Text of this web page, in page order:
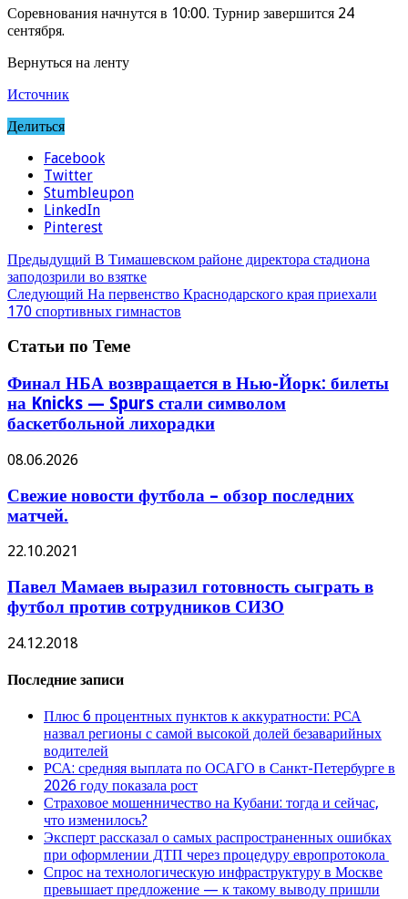
Соревнования начнутся в 10:00. Турнир завершится 24
сентября.
Вернуться на ленту
Источник
Делиться
Facebook
Twitter
Stumbleupon
LinkedIn
Pinterest
Предыдущий В Тимашевском районе директора стадиона
заподозрили во взятке
Следующий На первенство Краснодарского края приехали
170 спортивных гимнастов
Статьи по Теме
Финал НБА возвращается в Нью-Йорк: билеты
на Knicks — Spurs стали символом
баскетбольной лихорадки
08.06.2026
Свежие новости футбола – обзор последних
матчей.
22.10.2021
Павел Мамаев выразил готовность сыграть в
футбол против сотрудников СИЗО
24.12.2018
Последние записи
Плюс 6 процентных пунктов к аккуратности: РСА
назвал регионы с самой высокой долей безаварийных
водителей
РСА: средняя выплата по ОСАГО в Санкт-Петербурге в
2026 году показала рост
Страховое мошенничество на Кубани: тогда и сейчас,
что изменилось?
Эксперт рассказал о самых распространенных ошибках
при оформлении ДТП через процедуру европротокола
Спрос на технологическую инфраструктуру в Москве
превышает предложение — к такому выводу пришли